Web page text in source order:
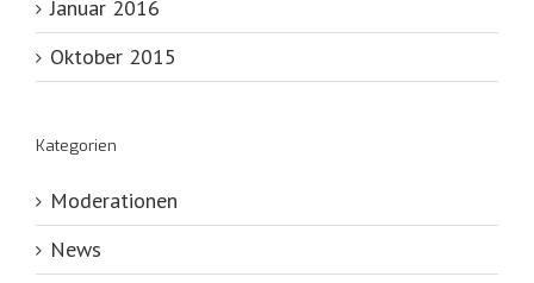
Januar 2016
Oktober 2015
Kategorien
Moderationen
News